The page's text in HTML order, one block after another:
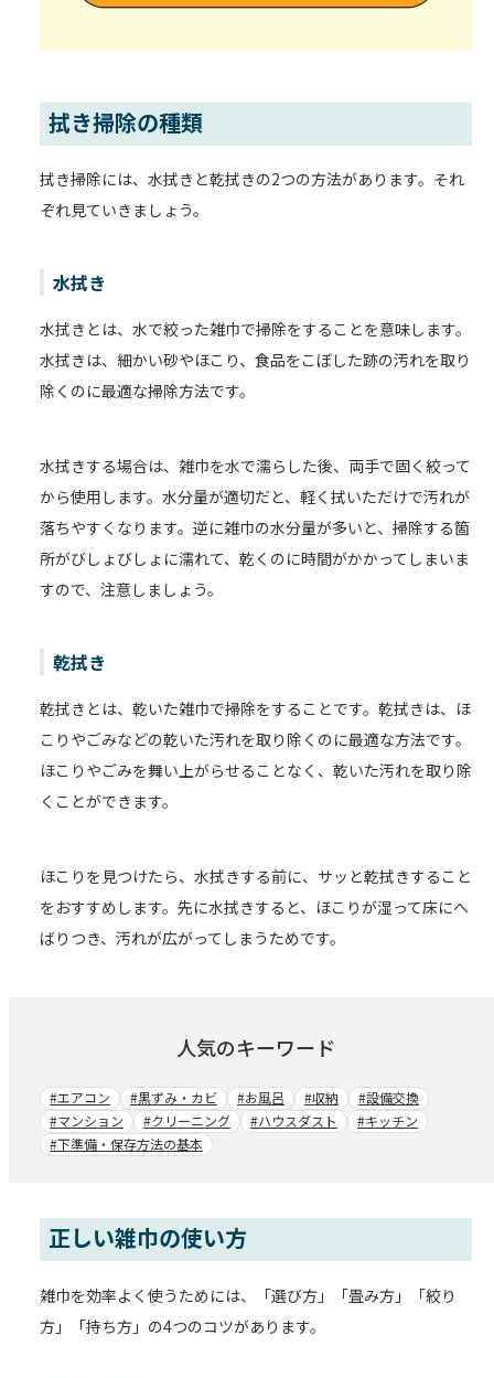
拭き掃除の種類
拭き掃除には、水拭きと乾拭きの2つの方法があります。それ
ぞれ見ていきましょう。
水拭き
水拭きとは、水で絞った雑巾で掃除をすることを意味します。
水拭きは、細かい砂やほこり、食品をこぼした跡の汚れを取り
除くのに最適な掃除方法です。
水拭きする場合は、雑巾を水で濡らした後、両手で固く絞って
から使用します。水分量が適切だと、軽く拭いただけで汚れが
落ちやすくなります。逆に雑巾の水分量が多いと、掃除する箇
所がびしょびしょに濡れて、乾くのに時間がかかってしまいま
すので、注意しましょう。
乾拭き
乾拭きとは、乾いた雑巾で掃除をすることです。乾拭きは、ほ
こりやごみなどの乾いた汚れを取り除くのに最適な方法です。
ほこりやごみを舞い上がらせることなく、乾いた汚れを取り除
くことができます。
ほこりを見つけたら、水拭きする前に、サッと乾拭きすること
をおすすめします。先に水拭きすると、ほこりが湿って床にへ
ばりつき、汚れが広がってしまうためです。
人気のキーワード
#エアコン #黒ずみ・カビ #お風呂 #収納
#設備交換
#マンション
#クリーニング #ハウスダスト
#キッチン
#下準備・保存方法の基本
正しい雑巾の使い方
雑巾を効率よく使うためには、「選び方」「畳み方」「絞り
方」「持ち方」の4つのコツがあります。